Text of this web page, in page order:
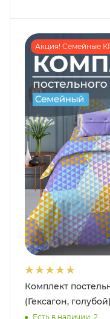
Акция! Семейные
Комплект
(Гексагон, голубой)
Есть в наличии: 2